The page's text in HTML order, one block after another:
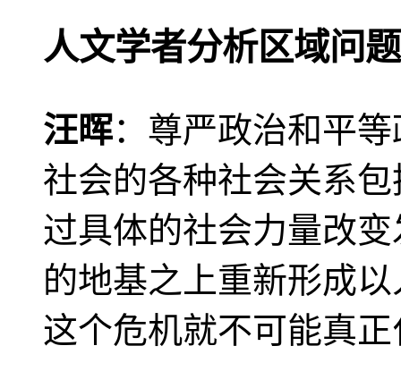
人文学者分析区域问题
汪晖：尊严政治和平
社会的各种社会关系
过具体的社会力量改
的地基之上重新形成
这个危机就不可能真